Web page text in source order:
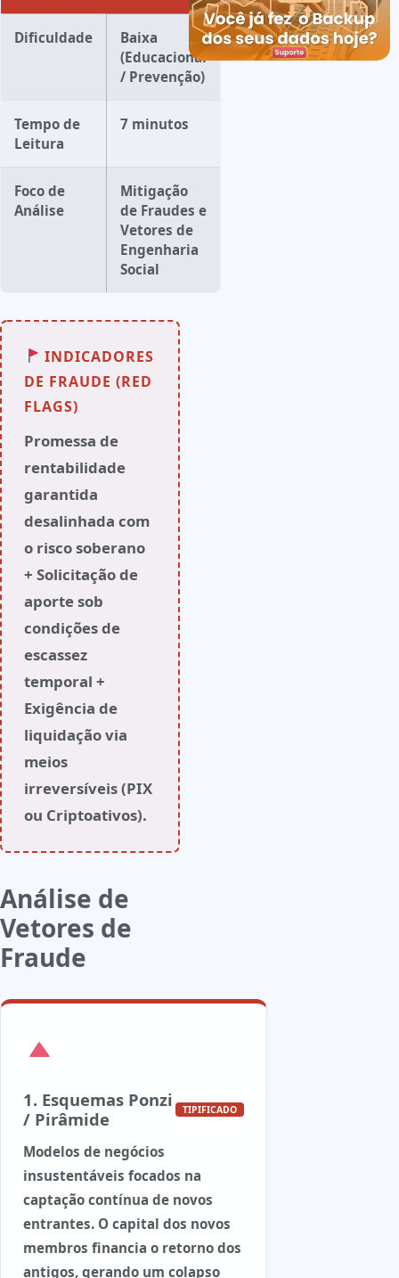
Dificuldade
Baixa
(Educacional
/ Prevenção)
Tempo de
Leitura
7 minutos
Foco de
Análise
Mitigação
de Fraudes e
Vetores de
Engenharia
Social
INDICADORES
DE FRAUDE (RED
FLAGS)
Promessa de
rentabilidade
garantida
desalinhada com
o risco soberano
+ Solicitação de
aporte sob
condições de
escassez
temporal +
Exigência de
liquidação via
meios
irreversíveis (PIX
ou Criptoativos).
Análise de
Vetores de
Fraude
1. Esquemas Ponzi
/ Pirâmide
TIPIFICADO
Modelos de negócios
insustentáveis focados na
captação contínua de novos
entrantes. O capital dos novos
membros financia o retorno dos
antigos, gerando um colapso